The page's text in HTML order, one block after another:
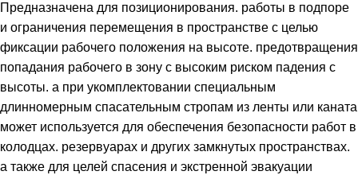
Предназначена для позиционирования. работы в подпоре
и ограничения перемещения в пространстве с целью
фиксации рабочего положения на высоте. предотвращения
попадания рабочего в зону с высоким риском падения с
высоты. а при укомплектовании специальным
длинномерным спасательным стропам из ленты или каната
может используется для обеспечения безопасности работ в
колодцах. резервуарах и других замкнутых пространствах.
а также для целей спасения и экстренной эвакуации